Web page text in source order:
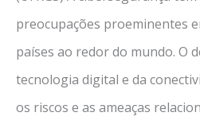
preocupações proeminentes
países ao redor do mundo. O
tecnologia digital e da
os riscos e as ameaças